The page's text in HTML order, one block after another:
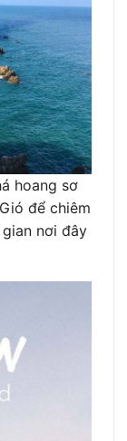
hoang sơ
để chiêm
nơi đây